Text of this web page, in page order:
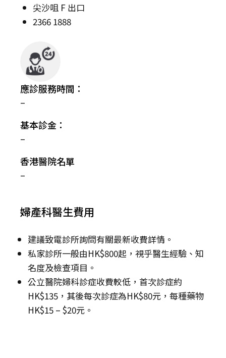
尖沙咀 F 出口
2366 1888
應診服務時間：
–
基本診金：
–
香港醫院名單
–
婦產科醫生費用
建議致電診所詢問有關最新收費詳情。
私家診所一般由HK$800起，視乎醫生經驗、知
名度及檢查項目。
公立醫院婦科診症收費較低，首次診症約
HK$135，其後每次診症為HK$80元，每種藥物
HK$15 – $20元。